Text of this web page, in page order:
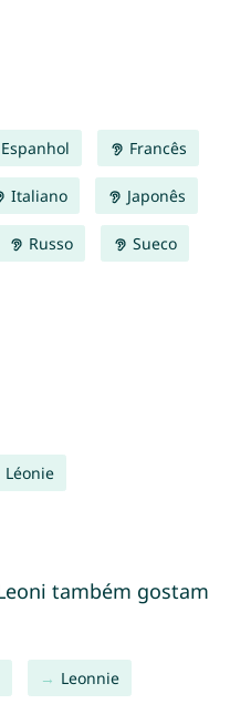
Espanhol Francês
Italiano Japonês
Russo Sueco
Léonie
também gostam
Leonnie